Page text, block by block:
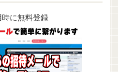
に無料登録